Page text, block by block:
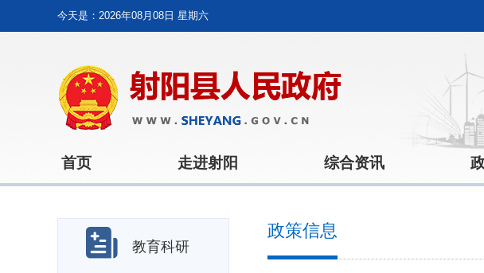
今天是： 2026年08月08日 星期六
首页 走进射阳 综合资讯
教育科研
政策信息